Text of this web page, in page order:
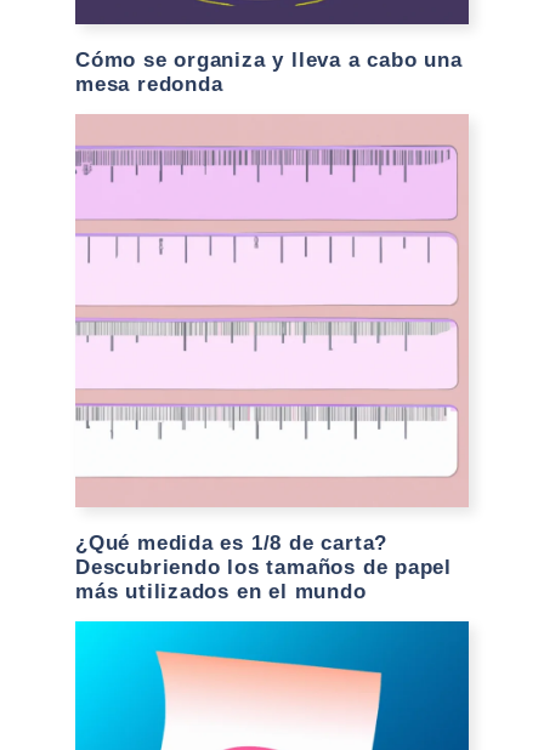
Cómo se organiza y lleva a cabo una
mesa redonda
¿Qué medida es 1/8 de carta?
Descubriendo los tamaños de papel
más utilizados en el mundo